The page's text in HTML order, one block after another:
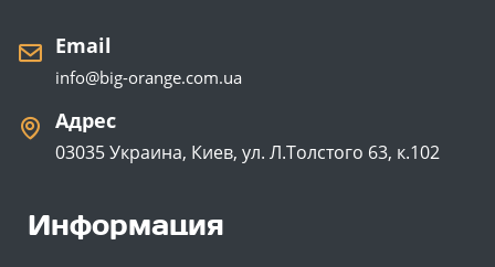
Email
info@big-orange.com.ua
Адрес
03035 Украина, Киев, ул. Л.Толстого 63, к.102
Информация